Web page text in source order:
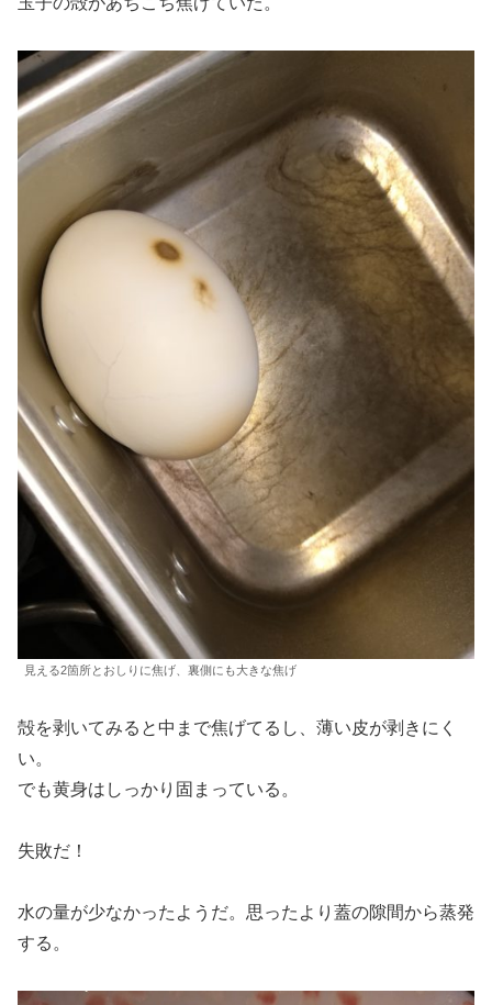
見える2箇所とおしりに焦げ、裏側にも大きな焦げ
殻を剥いてみると中まで焦げてるし、薄い皮が剥きにく
い。
でも黄身はしっかり固まっている。
失敗だ！
水の量が少なかったようだ。思ったより蓋の隙間から蒸発
する。